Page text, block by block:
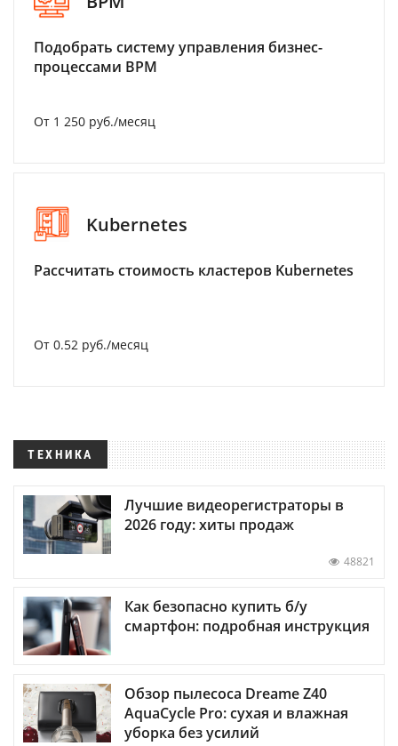
Подобрать систему управления бизнес-
процессами BPM
От 1 250 руб./месяц
Kubernetes
Рассчитать стоимость кластеров Kubernetes
От 0.52 руб./месяц
ТЕХНИКА
Лучшие видеорегистраторы в
2026 году: хиты продаж
48821
Как безопасно купить б/у
смартфон: подробная инструкция
Обзор пылесоса Dreame Z40
AquaCycle Pro: сухая и влажная
уборка без усилий